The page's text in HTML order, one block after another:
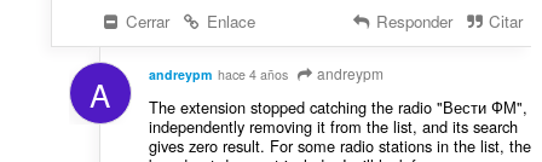
Cerrar
Enlace Responder Citar
A andreypm hace 4 años andreypm
The extension stopped catching the radio "Вести ФМ",
independently removing it from the list, and its search
gives zero result. For some radio stations in the list, the